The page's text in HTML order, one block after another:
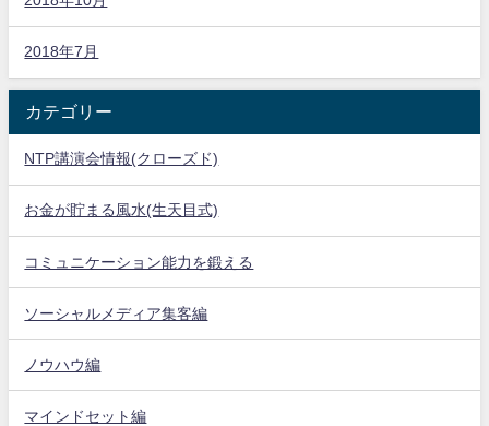
2018年7月
カテゴリー
NTP講演会情報(クローズド)
お金が貯まる風水(生天目式)
コミュニケーション能力を鍛える
ソーシャルメディア集客編
ノウハウ編
マインドセット編